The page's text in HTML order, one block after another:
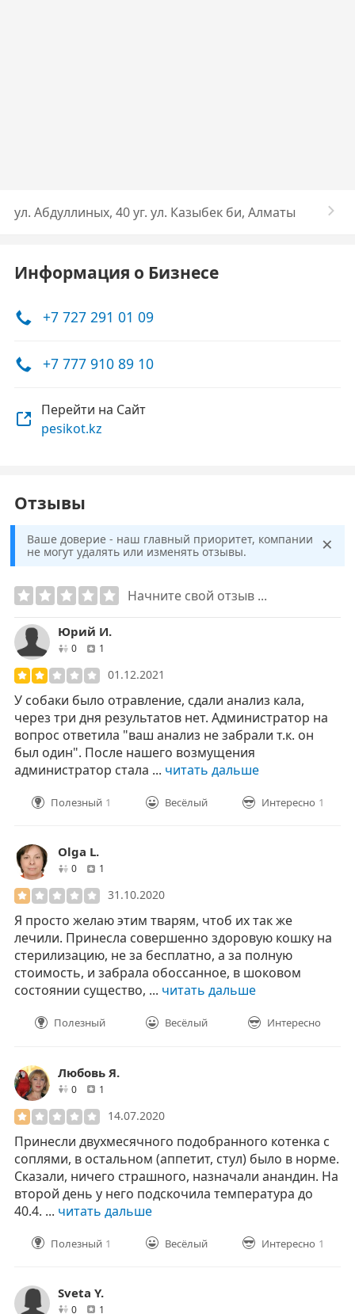
ул. Абдуллиных, 40 уг. ул. Казыбек би, Алматы
Информация о Бизнесе
+7 727 291 01 09
+7 777 910 89 10
Перейти на Сайт
pesikot.kz
Отзывы
Ваше доверие - наш главный приоритет, компании
не могут удалять или изменять отзывы.
×
Начните свой отзыв ...
Юрий И.
0друзей1
01.12.2021
У собаки было отравление, сдали анализ кала,
через три дня результатов нет. Администратор на
вопрос ответила "ваш анализ не забрали т.к. он
был один". После нашего возмущения
администратор стала ... читать дальше
Полезный 1 Весёлый Интересно 1
Olga L.
0друзей1
31.10.2020
Я просто желаю этим тварям, чтоб их так же
лечили. Принесла совершенно здоровую кошку на
стерилизацию, не за бесплатно, а за полную
стоимость, и забрала обоссанное, в шоковом
состоянии существо, ... читать дальше
Полезный Весёлый Интересно
Любовь Я.
0друзей1
14.07.2020
Принесли двухмесячного подобранного котенка с
соплями, в остальном (аппетит, стул) было в норме.
Сказали, ничего страшного, назначали анандин. На
второй день у него подскочила температура до
40.4. ... читать дальше
Полезный 1 Весёлый Интересно 1
Sveta Y.
0друзей1